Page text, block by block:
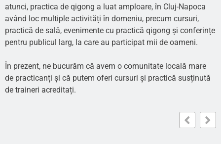
atunci, practica de qigong a luat amploare, în Cluj-Napoca
având loc multiple activități în domeniu, precum cursuri,
practică de sală, evenimente cu practică qigong și conferințe
pentru publicul larg, la care au participat mii de oameni.
În prezent, ne bucurăm că avem o comunitate locală mare
de practicanți și că putem oferi cursuri și practică susținută
de traineri acreditați.